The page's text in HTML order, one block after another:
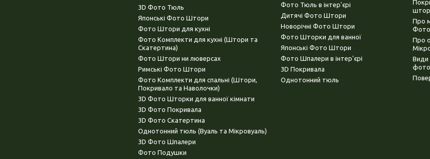
3D Фото Тюль
Японські Фото Штори
Фото Штори для кухні
Фото Комплекти для кухні (Штори та
Скатертина)
Фото Штори ни люверсах
Римські Фото Штори
Фото Комплекти для спальні (Штори,
Покривало та Наволочки)
3D Фото Шторки для ванної кімнати
3D Фото Покривала
3D Фото Скатертина
Однотонний тюль (Вуаль та Мікровуаль)
3D Фото Шпалери
Фото Подушки
Фото Тюль в інтер'єрі
Дитячі Фото Штори
Новорічні Фото Штори
Фото Шторки для ванної
Японські Фото Штори
Фото Шпалери в інтер'єрі
3D Покривала
Однотонний тюль
Про
Про
Види